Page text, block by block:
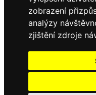
zobrazení
analýzy
zjištění zdroje